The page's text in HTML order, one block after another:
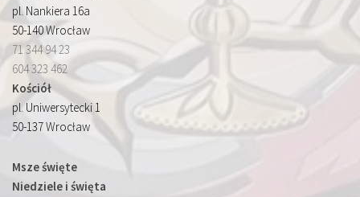
pl. Nankiera 16a
50-140 Wrocław
71 344 94 23
604 323 462
Kościół
pl. Uniwersytecki 1
50-137 Wrocław
Msze święte
Niedziele i święta